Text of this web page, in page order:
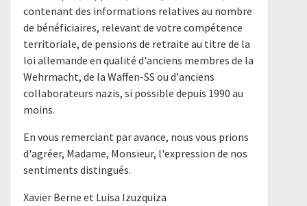
contenant des informations relatives au nombre
de bénéficiaires, relevant de votre compétence
territoriale, de pensions de retraite au titre de la
loi allemande en qualité d'anciens membres de la
Wehrmacht, de la Waffen-SS ou d'anciens
collaborateurs nazis, si possible depuis 1990 au
moins.
En vous remerciant par avance, nous vous prions
d'agréer, Madame, Monsieur, l'expression de nos
sentiments distingués.
Xavier Berne et Luisa Izuzquiza